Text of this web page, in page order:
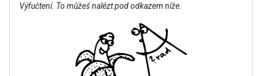
Výfučtení. To můžeš nalézt pod odkazem níže.